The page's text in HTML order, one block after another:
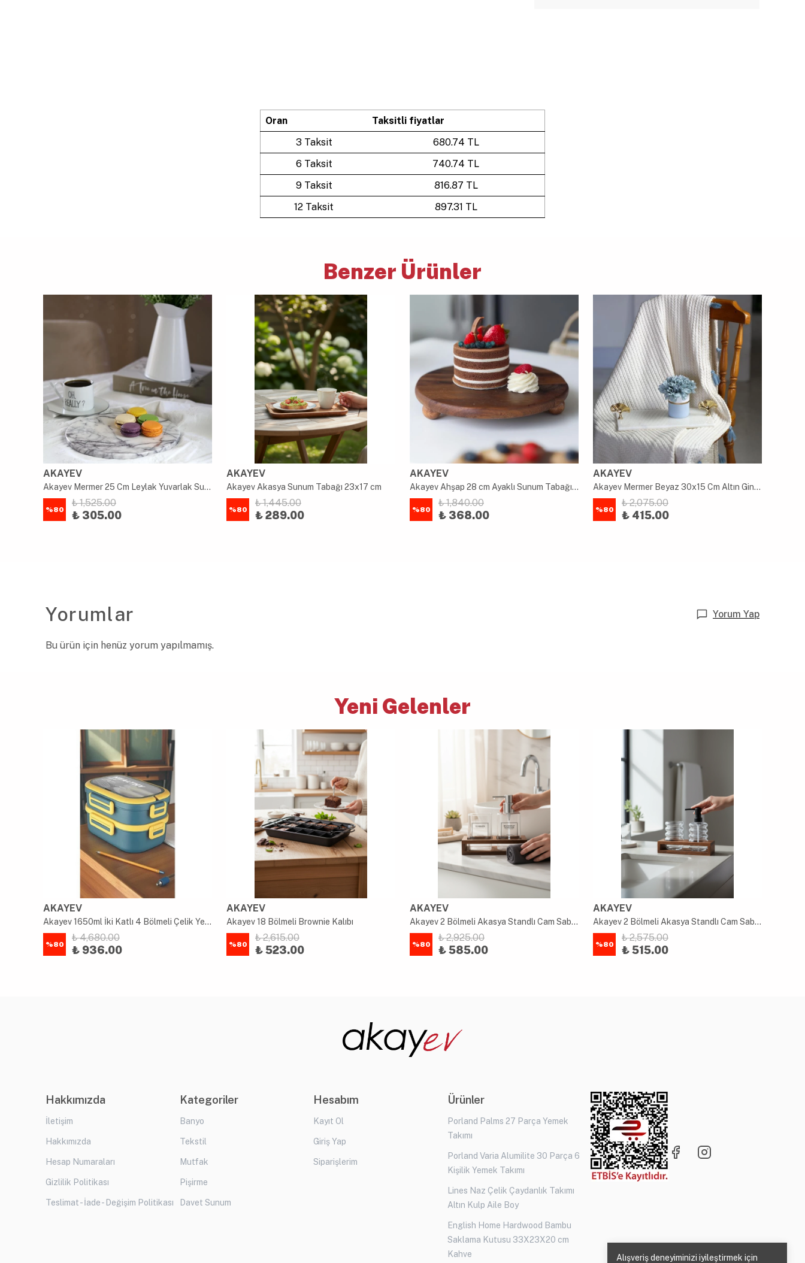
Alışveriş deneyiminizi iyileştirmek için
Oran
Taksitli fiyatlar
3 Taksit
680.74 TL
6 Taksit
740.74 TL
9 Taksit
816.87 TL
12 Taksit
897.31 TL
Benzer Ürünler
AKAYEV
Akayev Mermer 25 Cm Leylak Yuvarlak Sunum Tabağı
%80
₺ 1,525.00
₺ 305.00
AKAYEV
Akayev Akasya Sunum Tabağı 23x17 cm
%80
₺ 1,445.00
₺ 289.00
AKAYEV
Akayev Ahşap 28 cm Ayaklı Sunum Tabağı - Pasta Tabağı - Doğal Sunumluk
%80
₺ 1,840.00
₺ 368.00
AKAYEV
Akayev Mermer Beyaz 30x15 Cm Altın Ginkgo Sunum Tabağı
%80
₺ 2,075.00
₺ 415.00
Yorumlar Yorum Yap
Bu ürün için henüz yorum yapılmamış.
Yeni Gelenler
AKAYEV
Akayev 1650ml İki Katlı 4 Bölmeli Çelik Yemek Kabı Mavi
%80
₺ 4,680.00
₺ 936.00
AKAYEV
Akayev 18 Bölmeli Brownie Kalıbı
%80
₺ 2,615.00
₺ 523.00
AKAYEV
Akayev 2 Bölmeli Akasya Standlı Cam Sabunluk ve Diş Fırçalık Seti
%80
₺ 2,925.00
₺ 585.00
AKAYEV
Akayev 2 Bölmeli Akasya Standlı Cam Sabunluk ve Diş Fırçalık Seti
%80
₺ 2,575.00
₺ 515.00
Hakkımızda
İletişim
Hakkımızda
Hesap Numaraları
Gizlilik Politikası
Teslimat - İade - Değişim Politikası
Kategoriler
Banyo
Tekstil
Mutfak
Pişirme
Davet Sunum
Hesabım
Kayıt Ol
Giriş Yap
Siparişlerim
Ürünler
Porland Palms 27 Parça Yemek
Takımı
Porland Varia Alumilite 30 Parça 6
Kişilik Yemek Takımı
Lines Naz Çelik Çaydanlık Takımı
Altın Kulp Aile Boy
English Home Hardwood Bambu
Saklama Kutusu 33X23X20 cm
Kahve